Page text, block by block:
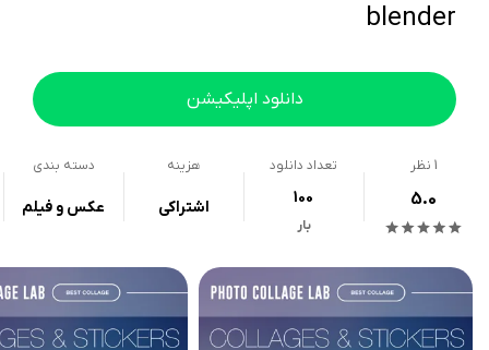
blender
دانلود اپلیکیشن
1 نظر
5.0
تعداد دانلود
100
بار
هزینه
اشتراکی
دسته بندی
عکس و فیلم